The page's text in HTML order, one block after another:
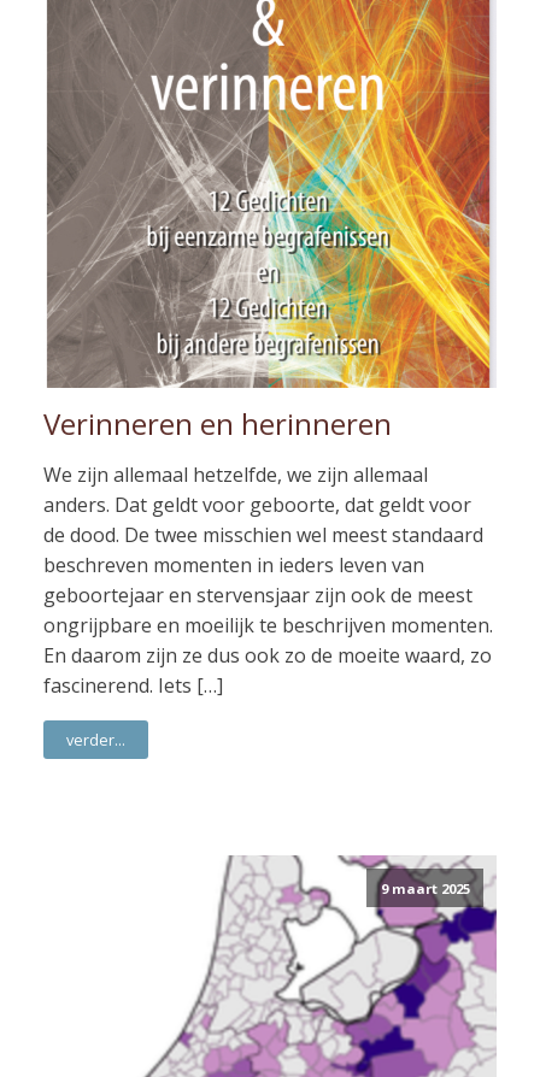
Verinneren en herinneren
We zijn allemaal hetzelfde, we zijn allemaal
anders. Dat geldt voor geboorte, dat geldt voor
de dood. De twee misschien wel meest standaard
beschreven momenten in ieders leven van
geboortejaar en stervensjaar zijn ook de meest
ongrijpbare en moeilijk te beschrijven momenten.
En daarom zijn ze dus ook zo de moeite waard, zo
fascinerend. Iets […]
verder...
9 maart 2025